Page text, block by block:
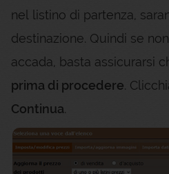
nel listino di partenza,
destinazione. Quindi se
accada, basta assicurarsi
prima di procedere.
Continua.